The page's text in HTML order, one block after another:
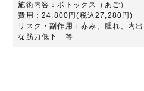
施術内容：ボトックス（あご）
費用：24,800円(税込27,280円)
リスク・副作用：赤み、腫れ、内
な筋力低下 等